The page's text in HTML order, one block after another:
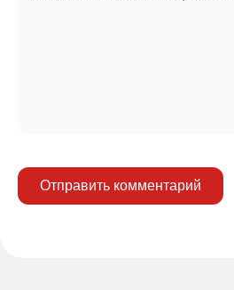
Отправить комментарий